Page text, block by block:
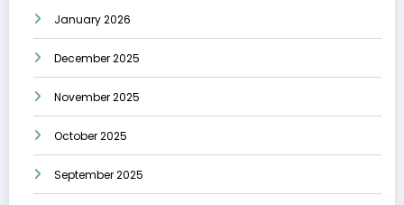
January 2026
December 2025
November 2025
October 2025
September 2025